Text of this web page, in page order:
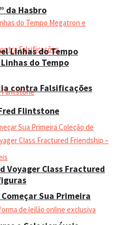
da Hasbro
contra Falsificações
Sua Primeira
Linhas do Tempo
do Tempo
Flintstone
Voyager Class Fractured